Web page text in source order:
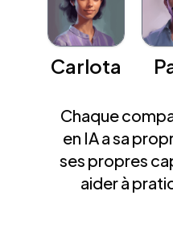
Carlota
Chaque
en IA a sa
ses propres
aider à